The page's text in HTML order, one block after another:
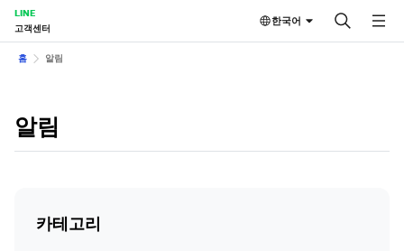
LINE
고객센터
한국어
홈 알림
알림
카테고리